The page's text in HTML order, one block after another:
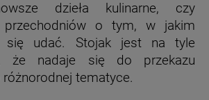
dzieła kulinarne, czy
przechodniów o tym, w jakim
się udać. Stojak jest na tyle
że nadaje się do przekazu
tematyce.